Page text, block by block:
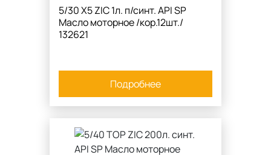
5/30 X5 ZIC 1л. п/синт. API SP
Масло моторное /кор.12шт./
132621
Подробнее